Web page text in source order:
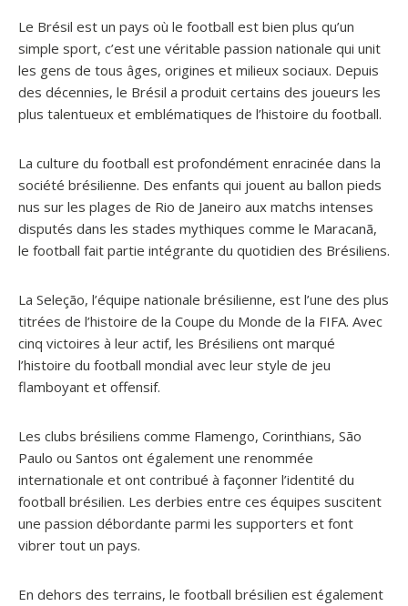
Le Brésil est un pays où le football est bien plus qu’un
simple sport, c’est une véritable passion nationale qui unit
les gens de tous âges, origines et milieux sociaux. Depuis
des décennies, le Brésil a produit certains des joueurs les
plus talentueux et emblématiques de l’histoire du football.
La culture du football est profondément enracinée dans la
société brésilienne. Des enfants qui jouent au ballon pieds
nus sur les plages de Rio de Janeiro aux matchs intenses
disputés dans les stades mythiques comme le Maracanã,
le football fait partie intégrante du quotidien des Brésiliens.
La Seleção, l’équipe nationale brésilienne, est l’une des plus
titrées de l’histoire de la Coupe du Monde de la FIFA. Avec
cinq victoires à leur actif, les Brésiliens ont marqué
l’histoire du football mondial avec leur style de jeu
flamboyant et offensif.
Les clubs brésiliens comme Flamengo, Corinthians, São
Paulo ou Santos ont également une renommée
internationale et ont contribué à façonner l’identité du
football brésilien. Les derbies entre ces équipes suscitent
une passion débordante parmi les supporters et font
vibrer tout un pays.
En dehors des terrains, le football brésilien est également